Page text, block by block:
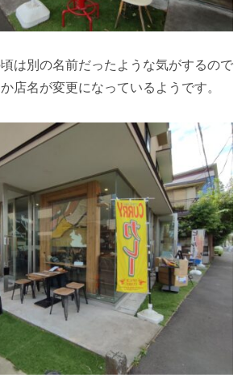
は別の名前だったような気がするので
店名が変更になっているようです。